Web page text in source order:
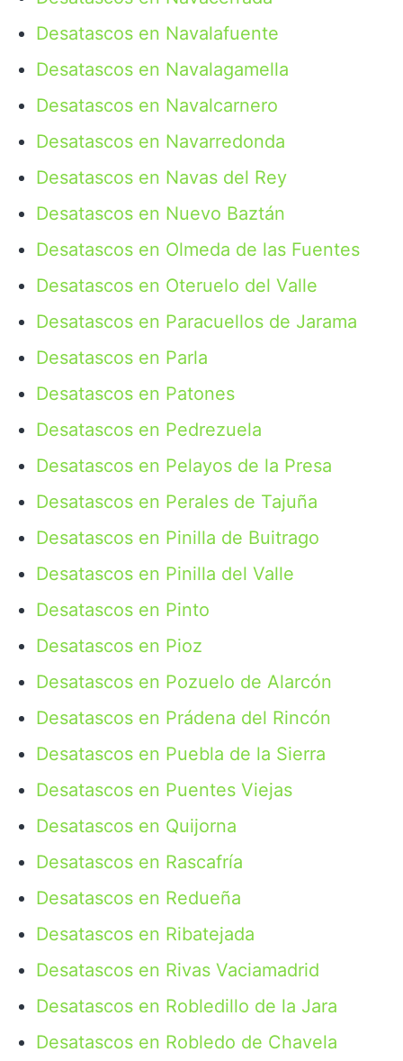
Desatascos en Navalafuente
Desatascos en Navalagamella
Desatascos en Navalcarnero
Desatascos en Navarredonda
Desatascos en Navas del Rey
Desatascos en Nuevo Baztán
Desatascos en Olmeda de las Fuentes
Desatascos en Oteruelo del Valle
Desatascos en Paracuellos de Jarama
Desatascos en Parla
Desatascos en Patones
Desatascos en Pedrezuela
Desatascos en Pelayos de la Presa
Desatascos en Perales de Tajuña
Desatascos en Pinilla de Buitrago
Desatascos en Pinilla del Valle
Desatascos en Pinto
Desatascos en Pioz
Desatascos en Pozuelo de Alarcón
Desatascos en Prádena del Rincón
Desatascos en Puebla de la Sierra
Desatascos en Puentes Viejas
Desatascos en Quijorna
Desatascos en Rascafría
Desatascos en Redueña
Desatascos en Ribatejada
Desatascos en Rivas Vaciamadrid
Desatascos en Robledillo de la Jara
Desatascos en Robledo de Chavela